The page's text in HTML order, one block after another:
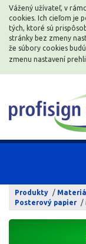
Vážený užívateľ, v
cookies. Ich cieľom je
tých, ktoré sú
stránky bez zmeny
že súbory cookies
zmenu nastavení
Produkty
Posterový papier